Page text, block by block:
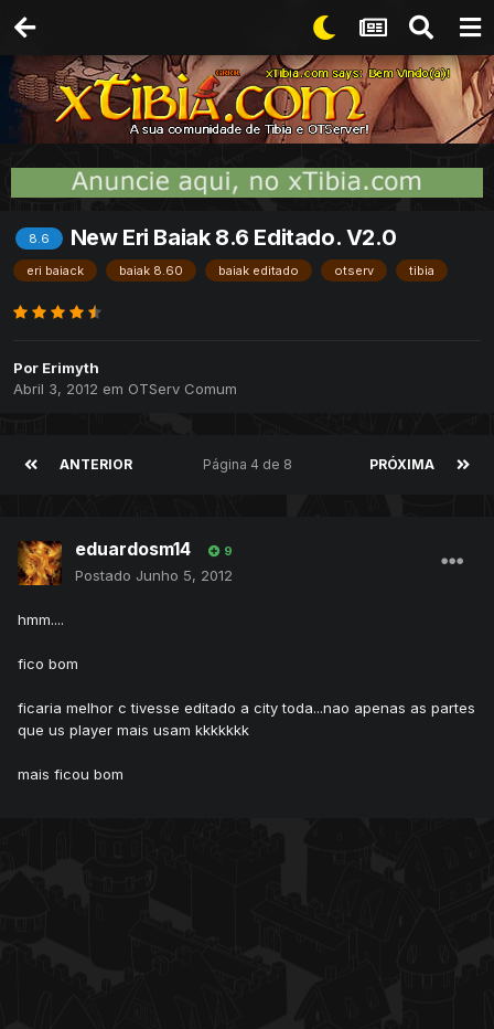
8.6 New Eri Baiak 8.6 Editado. V2.0
eri baiack baiak 8.60 baiak editado otserv tibia
Por Erimyth
Abril 3, 2012 em OTServ Comum
ANTERIOR PRÓXIMA
Página 4 de 8
eduardosm14 9
Postado Junho 5, 2012
hmm....
fico bom
ficaria melhor c tivesse editado a city toda...nao apenas as partes
que us player mais usam kkkkkkk
mais ficou bom